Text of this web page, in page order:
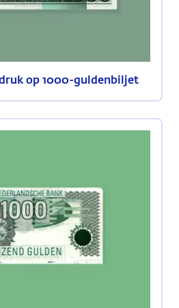
op 1000-guldenbiljet